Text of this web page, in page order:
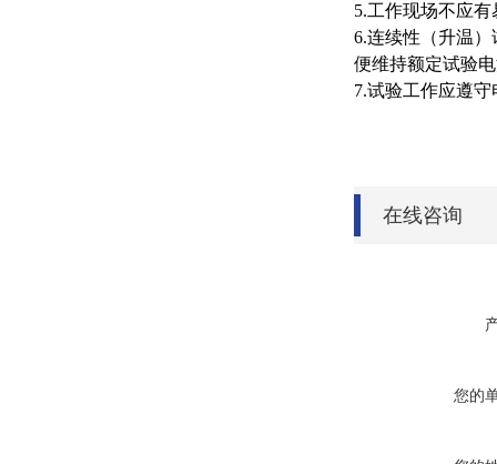
5.工作现场不应
6.连续性（升温
便维持额定试验
7.试验工作应遵
在线咨询
您的